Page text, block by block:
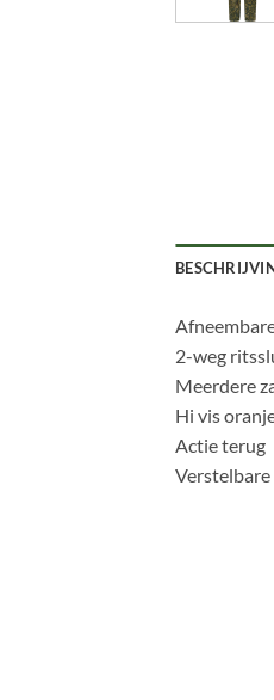
2-weg
Meerdere
Hi vis
Actie terug